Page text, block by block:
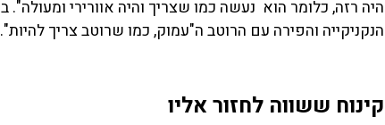
הנקניקייה והפירה עם הרוטב ה"עמוק, כמו שרוטב צריך להיות".
קינוח ששווה לחזור אליו